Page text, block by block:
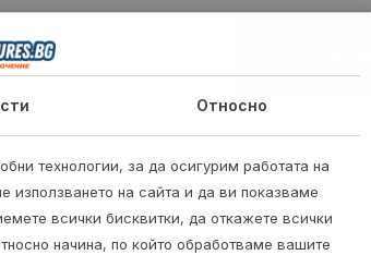
на бъги е
гащеризон.
Относно
технологии, за да осигурим работата на
използването на сайта и да ви показваме
всички бисквитки, да откажете всички
начина, по който обработваме вашите